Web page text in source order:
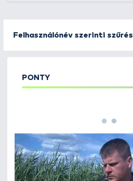
Felhasználónév szerinti szűrés
PONTY
1